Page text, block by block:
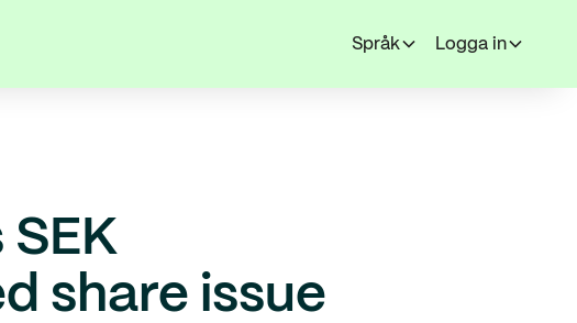
Språk Logga in
share issue